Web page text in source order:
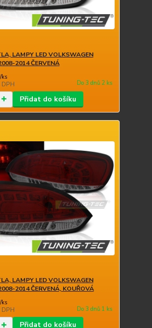
LAMPY LED VOLKSWAGEN
2014 ČERVENÁ
/ks
Do 3 dnů 2 ks
Přidat do košíku
LAMPY LED VOLKSWAGEN
2014 ČERVENÁ, KOUŘOVÁ
/ks
Do 3 dnů 1 ks
Přidat do košíku